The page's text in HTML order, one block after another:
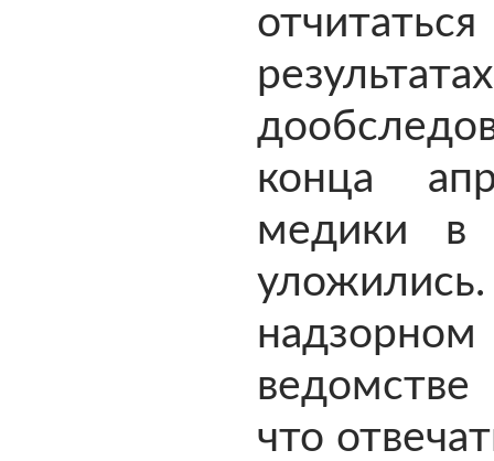
результатах
конца
медики в
надзорном
что